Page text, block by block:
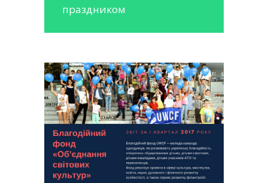
праздником